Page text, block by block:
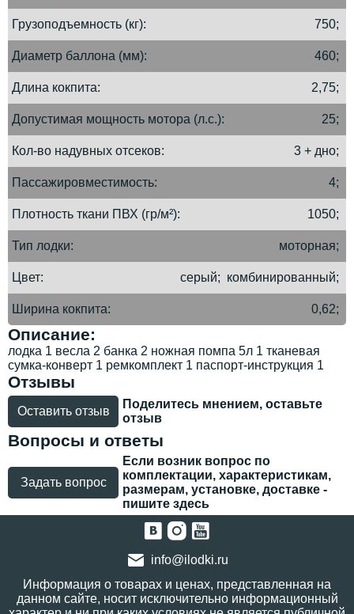
Грузоподъемность (кг) 750;
Диаметр баллона (мм) 460;
Длина кокпита 2,75;
Допустимая мощность мотора (л.с.) 25;
Кол-во надувных отсеков 3 + дно;
Пассажировместимость 4;
Плотность ткани ПВХ (гр/м²) 1050;
Тип лодки моторная;
Цвет серый; комбинированный;
Ширина кокпита 0,62;
Описание:
лодка 1 весла 2 банка 2 ножная помпа 5л 1 тканевая
сумка-конверт 1 ремкомплект 1 паспорт-инструкция 1
Отзывы
Оставить отзыв
Поделитесь мнением, оставьте
отзыв
Вопросы и ответы
Задать вопрос
Если возник вопрос по
комплектации, характеристикам,
размерам, установке, доставке -
пишите здесь
info@ilodki.ru
Информация о товарах и ценах, представленная на
данном сайте, носит исключительно информационный